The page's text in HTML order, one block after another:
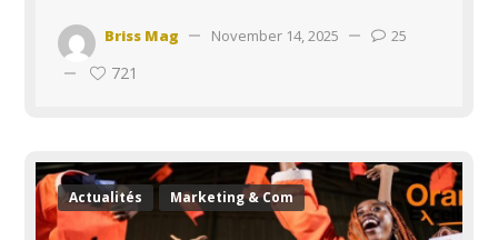
Briss Mag November 14, 2025 25
721
Actualités Marketing & Com